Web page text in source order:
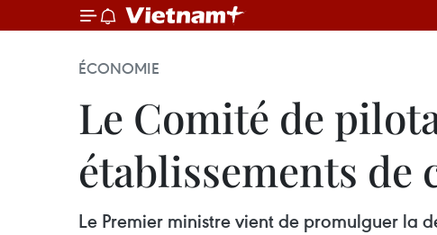
ÉCONOMIE
Le Comité de
établissements
Le Premier ministre vient de promulguer la